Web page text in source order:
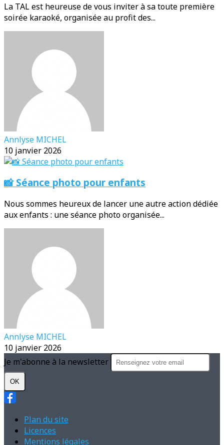
La TAL est heureuse de vous inviter à sa toute première
soirée karaoké, organisée au profit des...
Annlyse MICHEL
10 janvier 2026
📸 Séance photo pour enfants
Nous sommes heureux de lancer une autre action dédiée
aux enfants : une séance photo organisée...
Annlyse MICHEL
10 janvier 2026
Je m'abonne à la newsletter
OK
Plan du site
Licences
Mentions légales